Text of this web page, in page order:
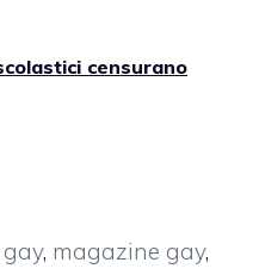
censurano
, magazine gay,